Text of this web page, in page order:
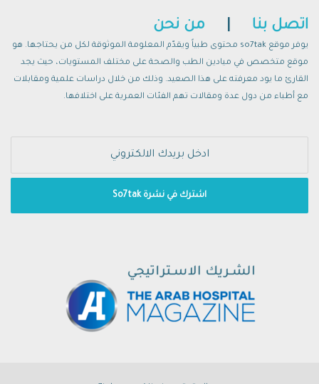
اتصل بنا من نحن
يوفر موقع so7tak محتوى طبياً ويقدّم المعلومة الموثوقة لكل من يحتاجها. هو
موقع متخصص في ميادين الطب والصحة على مختلف المستويات، حيث يجد
القارئ ما يود معرفته على هذا الصعيد. وذلك من خلال دراسات علمية ومقابلات
مع أطباء من دول عدة ومقالات تهم الفئات العمرية على اختلافها.